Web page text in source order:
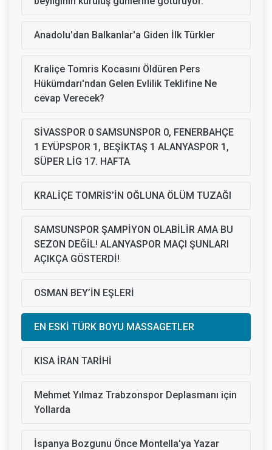
Anadolu'dan Balkanlar'a Giden İlk Türkler
Kraliçe Tomris Kocasını Öldüren Pers
Hükümdarı'ndan Gelen Evlilik Teklifine Ne
cevap Verecek?
SİVASSPOR 0 SAMSUNSPOR 0, FENERBAHÇE
1 EYÜPSPOR 1, BEŞİKTAŞ 1 ALANYASPOR 1,
SÜPER LİG 17. HAFTA
KRALİÇE TOMRİS’İN OĞLUNA ÖLÜM TUZAĞI
SAMSUNSPOR ŞAMPİYON OLABİLİR AMA BU
SEZON DEĞİL! ALANYASPOR MAÇI ŞUNLARI
AÇIKÇA GÖSTERDİ!
OSMAN BEY’İN EŞLERİ
EN ESKİ TÜRK BOYU MASSAGETLER
KISA İRAN TARİHİ
Mehmet Yılmaz Trabzonspor Deplasmanı için
Yollarda
İspanya Bozgunu Önce Montella'ya Yazar